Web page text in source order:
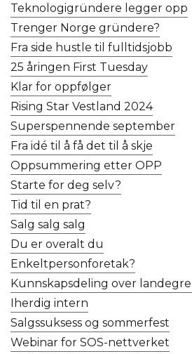
Teknologigründere legger opp
Trenger Norge gründere?
Fra side hustle til fulltidsjobb
25 åringen First Tuesday
Klar for oppfølger
Rising Star Vestland 2024
Superspennende september
Fra idé til å få det til å skje
Oppsummering etter OPP
Starte for deg selv?
Tid til en prat?
Salg salg salg
Du er overalt du
Enkeltpersonforetak?
Kunnskapsdeling over
Iherdig intern
Salgssuksess og sommerfest
Webinar for SOS-nettverket